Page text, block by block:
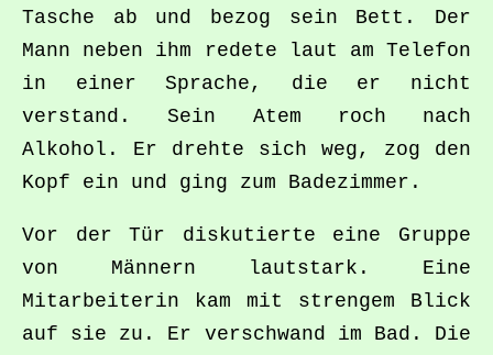
Tasche ab und bezog sein Bett. Der
Mann neben ihm redete laut am Telefon
in einer Sprache, die er nicht
verstand. Sein Atem roch nach
Alkohol. Er drehte sich weg, zog den
Kopf ein und ging zum Badezimmer.
Vor der Tür diskutierte eine Gruppe
von Männern lautstark. Eine
Mitarbeiterin kam mit strengem Blick
auf sie zu. Er verschwand im Bad. Die